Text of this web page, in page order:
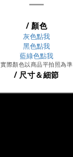
/ 顏色
灰色點我
黑色點我
藍綠色點我
實際顏色以商品平拍照為準
/ 尺寸＆細節